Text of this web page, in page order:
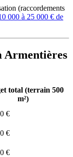
(raccordements
000 à 25 000 € de
Armentières
total (terrain 500
m²)
€
€
€